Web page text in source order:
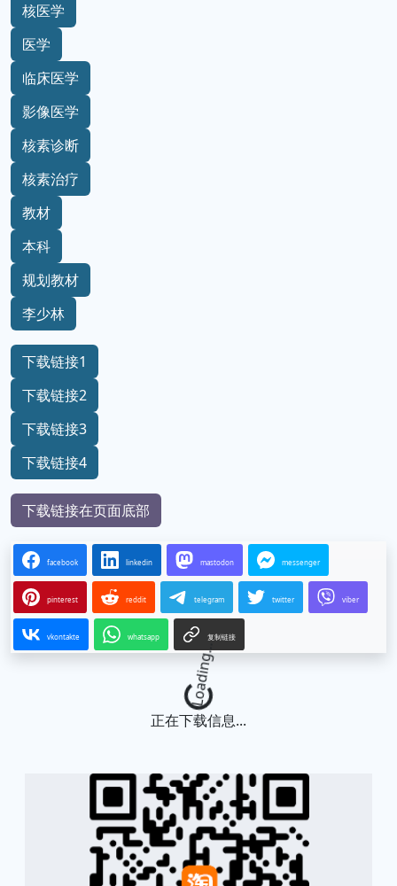
核医学
医学
临床医学
影像医学
核素诊断
核素治疗
教材
本科
规划教材
李少林
下载链接1
下载链接2
下载链接3
下载链接4
下载链接在页面底部
facebook linkedin mastodon messenger
pinterest reddit telegram twitter viber
vkontakte whatsapp 复制链接
Loading...
正在下载信息...